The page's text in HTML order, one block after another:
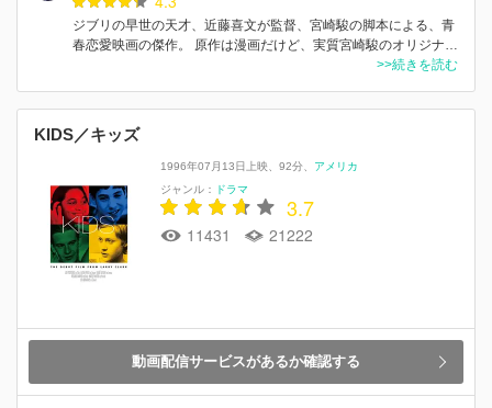
ジブリの早世の天才、近藤喜文が監督、宮崎駿の脚本による、青
春恋愛映画の傑作。 原作は漫画だけど、実質宮崎駿のオリジナ…
>>続きを読む
KIDS／キッズ
1996年07月13日上映 92分
アメリカ
ジャンル：
ドラマ
3.7
11431 21222
動画配信サービスがあるか確認する